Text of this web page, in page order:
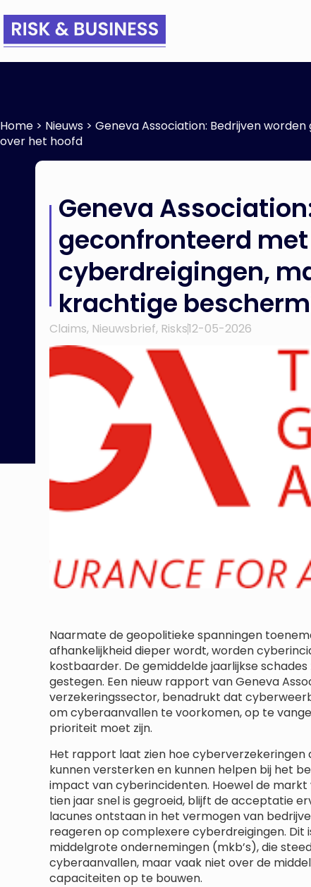
Home > Nieuws > Geneva Association: Bedrijven
over het hoofd
Geneva
geconfronteerd
cyberdreigingen,
krachtige
Claims, Nieuwsbrief, Risks12-05-2026
Naarmate de geopolitieke spanningen
afhankelijkheid dieper wordt, worden
kostbaarder. De gemiddelde jaarlijkse
gestegen. Een nieuw rapport van Geneva
verzekeringssector, benadrukt dat
om cyberaanvallen te voorkomen, op te
prioriteit moet zijn.
Het rapport laat zien hoe
kunnen versterken en kunnen helpen bij het
impact van cyberincidenten. Hoewel de
tien jaar snel is gegroeid, blijft de acceptatie
lacunes ontstaan ​​in het vermogen van
reageren op complexere cyberdreigingen. Dit
middelgrote ondernemingen (mkb’s), die
cyberaanvallen, maar vaak niet over de
capaciteiten op te bouwen.